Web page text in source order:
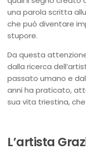
una parola scritta
che può diventare
stupore.
Da questa
dalla ricerca
passato umano e
anni ha praticato,
sua vita triestina,
L’artista